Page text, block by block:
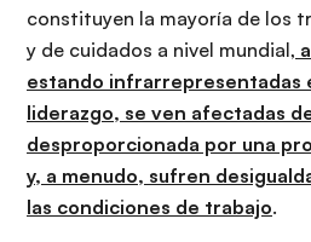
constituyen la mayoría de los
y de cuidados a nivel mundial,
estando infrarrepresentadas
liderazgo, se ven afectadas
desproporcionada por una
y, a menudo, sufren
las condiciones de trabajo.